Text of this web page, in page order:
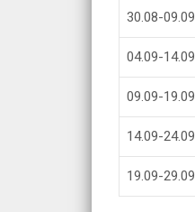
30.08-09.09
04.09-14.09
09.09-19.09
14.09-24.09
19.09-29.09